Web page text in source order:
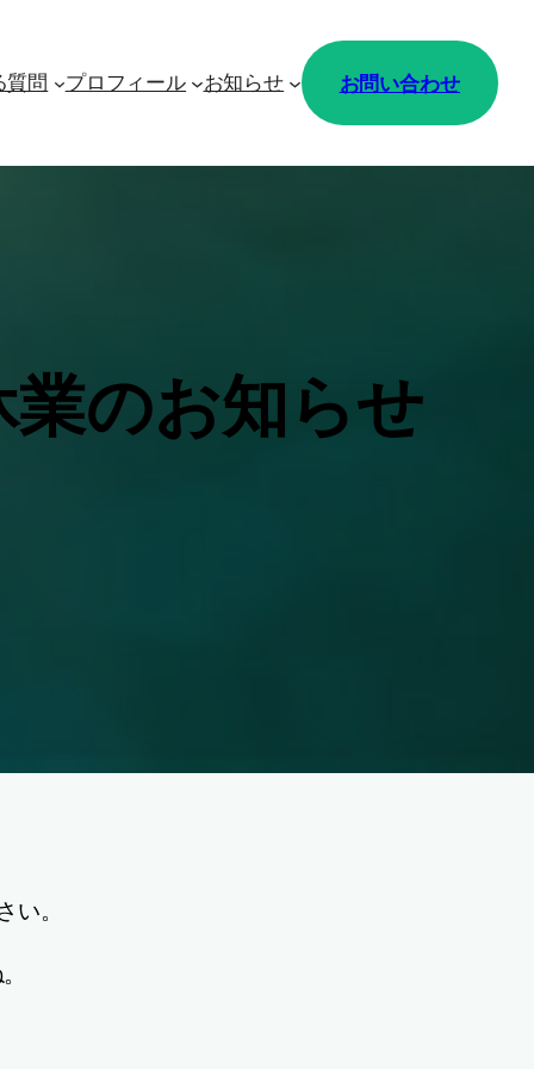
質問 プロフィール お知らせ お問い合わせ
のお知らせ
。